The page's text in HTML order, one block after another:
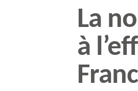
La
à